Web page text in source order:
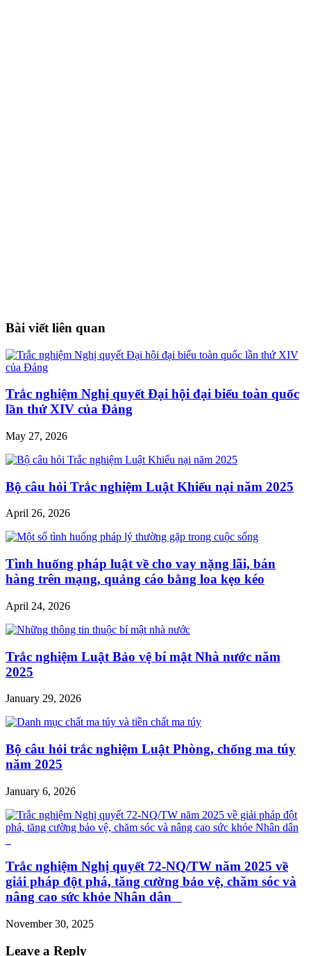
Bài viết liên quan
Trắc nghiệm Nghị quyết Đại hội đại biểu toàn quốc
lần thứ XIV của Đảng
May 27, 2026
Bộ câu hỏi Trắc nghiệm Luật Khiếu nại năm 2025
April 26, 2026
Tình huống pháp luật về cho vay nặng lãi, bán
hàng trên mạng, quảng cáo bằng loa kẹo kéo
April 24, 2026
Trắc nghiệm Luật Bảo vệ bí mật Nhà nước năm
2025
January 29, 2026
Bộ câu hỏi trắc nghiệm Luật Phòng, chống ma túy
năm 2025
January 6, 2026
Trắc nghiệm Nghị quyết 72-NQ/TW năm 2025 về
giải pháp đột phá, tăng cường bảo vệ, chăm sóc và
nâng cao sức khỏe Nhân dân
November 30, 2025
Leave a Reply